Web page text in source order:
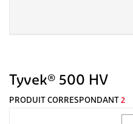
Tyvek® 500 HV
PRODUIT CORRESPONDANT 2